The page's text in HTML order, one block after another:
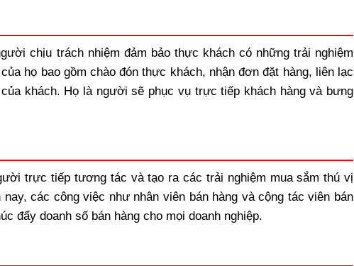
chịu trách nhiệm đảm bảo thực khách có những trải nghiệm
họ bao gồm chào đón thực khách, nhận đơn đặt hàng, liên lạc
khách. Họ là người sẽ phục vụ trực tiếp khách hàng và bưng
trực tiếp tương tác và tạo ra các trải nghiệm mua sắm thú vị
các công việc như nhân viên bán hàng và cộng tác viên bán
đẩy doanh số bán hàng cho mọi doanh nghiệp.